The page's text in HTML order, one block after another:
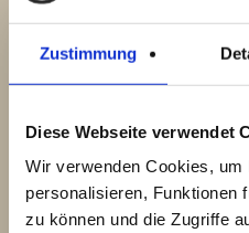
Zustimmung
Diese Webseite verwendet
Wir verwenden Cookies, um
personalisieren, Funktionen
zu können und die Zugriffe
Wir sind dein
können deine